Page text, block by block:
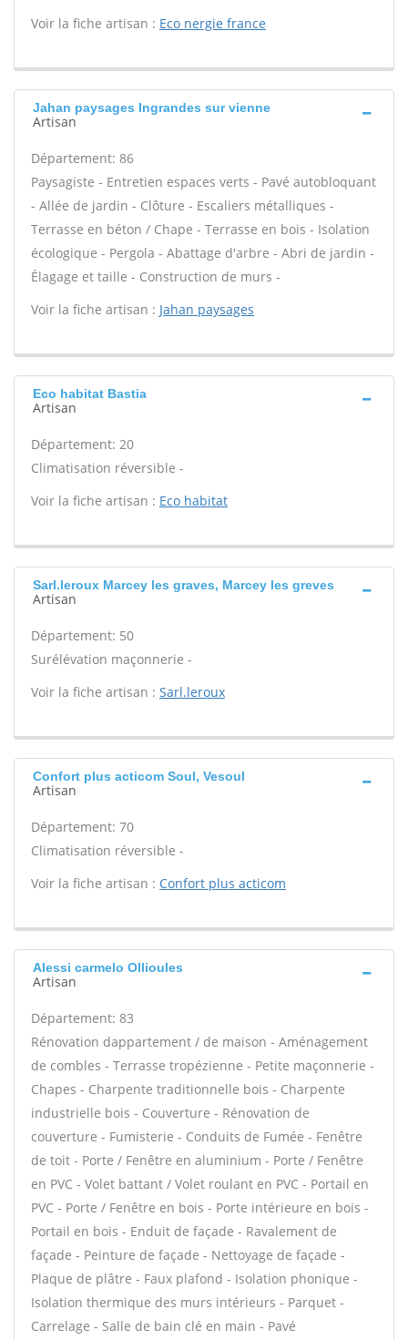
Voir la fiche artisan : Eco nergie france
Jahan paysages Ingrandes sur vienne
Artisan
Département: 86
Paysagiste - Entretien espaces verts - Pavé autobloquant
- Allée de jardin - Clôture - Escaliers métalliques -
Terrasse en béton / Chape - Terrasse en bois - Isolation
écologique - Pergola - Abattage d'arbre - Abri de jardin -
Élagage et taille - Construction de murs -
Voir la fiche artisan : Jahan paysages
Eco habitat Bastia
Artisan
Département: 20
Climatisation réversible -
Voir la fiche artisan : Eco habitat
Sarl.leroux Marcey les graves, Marcey les greves
Artisan
Département: 50
Surélévation maçonnerie -
Voir la fiche artisan : Sarl.leroux
Confort plus acticom Soul, Vesoul
Artisan
Département: 70
Climatisation réversible -
Voir la fiche artisan : Confort plus acticom
Alessi carmelo Ollioules
Artisan
Département: 83
Rénovation dappartement / de maison - Aménagement
de combles - Terrasse tropézienne - Petite maçonnerie -
Chapes - Charpente traditionnelle bois - Charpente
industrielle bois - Couverture - Rénovation de
couverture - Fumisterie - Conduits de Fumée - Fenêtre
de toit - Porte / Fenêtre en aluminium - Porte / Fenêtre
en PVC - Volet battant / Volet roulant en PVC - Portail en
PVC - Porte / Fenêtre en bois - Porte intérieure en bois -
Portail en bois - Enduit de façade - Ravalement de
façade - Peinture de façade - Nettoyage de façade -
Plaque de plâtre - Faux plafond - Isolation phonique -
Isolation thermique des murs intérieurs - Parquet -
Carrelage - Salle de bain clé en main - Pavé